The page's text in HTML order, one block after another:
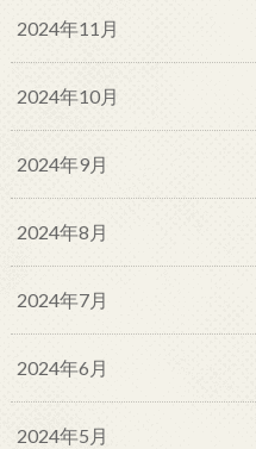
2024年11月
2024年10月
2024年9月
2024年8月
2024年7月
2024年6月
2024年5月